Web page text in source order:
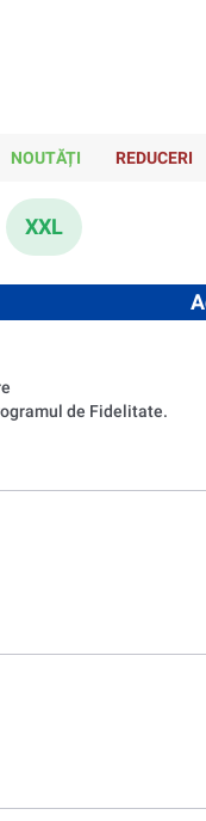
NOUTĂȚI REDUCERI
XXL
dorită sau
de Fidelitate.